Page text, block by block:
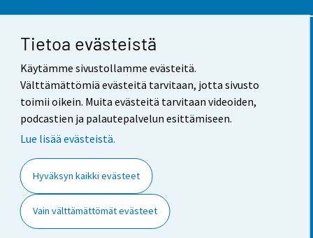
Tietoa evästeistä
Käytämme sivustollamme evästeitä.
Välttämättömiä evästeitä tarvitaan, jotta sivusto
toimii oikein. Muita evästeitä tarvitaan videoiden,
podcastien ja palautepalvelun esittämiseen.
Lue lisää evästeistä.
Hyväksyn kaikki evästeet
Vain välttämättömät evästeet
Yhteystiedot
Palaute
Käyttöehdot
Saavutettavuus
Tietoa sivustosta
Evästeasetukset